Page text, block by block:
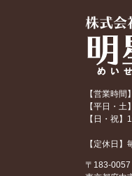
【営業時間】
【平日・
【日・祝
【定休日】
〒183-0057